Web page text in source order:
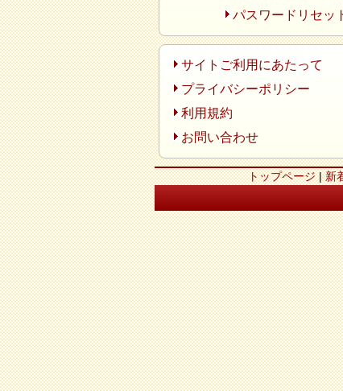
パスワードリセッ
サイトご利用にあたって
プライバシーポリシー
利用規約
お問い合わせ
トップページ|新